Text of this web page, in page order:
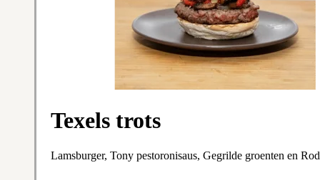
Texels trots
Lamsburger, Tony pestoronisaus, Gegrilde groenten en